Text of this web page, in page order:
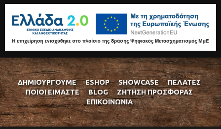
ΔΗΜΙΟΥΡΓΟΎΜΕ ESHOP SHOWCASE
ΠΕΛΆΤΕΣ
ΠΟΙΟΊ ΕΊΜΑΣΤΕ
BLOG
ΖΉΤΗΣΗ ΠΡΟΣΦΟΡΆΣ
ΕΠΙΚΟΙΝΩΝΊΑ